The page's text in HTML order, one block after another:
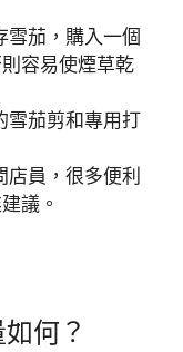
雪茄，購入一個
容易使煙草乾
雪茄剪和專用打
店員，很多便利
議。
何？